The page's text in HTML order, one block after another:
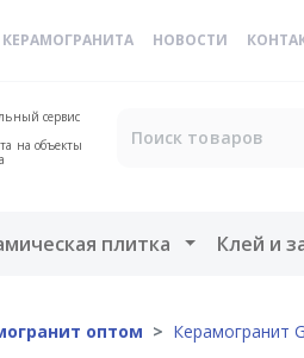
КЕРАМОГРАНИТА НОВОСТИ
сервис
на объекты
меню плитка Открыть
Клей и
оптом Керамогранит